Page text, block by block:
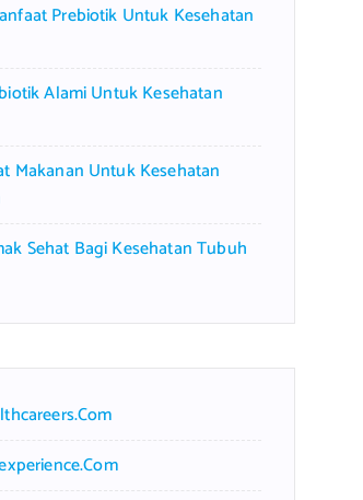
Prebiotik Untuk Kesehatan
Alami Untuk Kesehatan
Makanan Untuk Kesehatan
Sehat Bagi Kesehatan Tubuh